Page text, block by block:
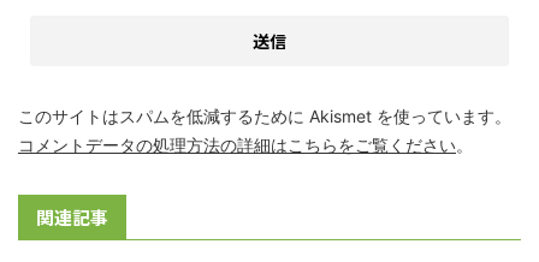
このサイトはスパムを低減するために Akismet を使っています。
コメントデータの処理方法の詳細はこちらをご覧ください。
関連記事